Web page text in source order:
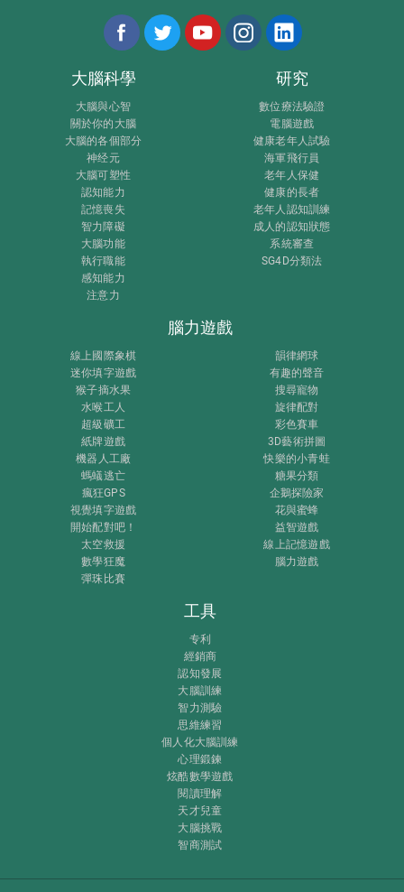
大腦科學
大腦與心智
關於你的大腦
大腦的各個部分
神经元
大腦可塑性
認知能力
記憶喪失
智力障礙
大腦功能
執行職能
感知能力
注意力
研究
數位療法驗證
電腦遊戲
健康老年人試驗
海軍飛行員
老年人保健
健康的長者
老年人認知訓練
成人的認知狀態
系統審查
SG4D分類法
腦力遊戲
線上國際象棋
迷你填字遊戲
猴子摘水果
水喉工人
超級礦工
紙牌遊戲
機器人工廠
螞蟻逃亡
瘋狂GPS
視覺填字遊戲
開始配對吧！
太空救援
數學狂魔
彈珠比賽
韻律網球
有趣的聲音
搜尋寵物
旋律配對
彩色賽車
3D藝術拼圖
快樂的小青蛙
糖果分類
企鵝探險家
花與蜜蜂
益智遊戲
線上記憶遊戲
腦力遊戲
工具
专利
經銷商
認知發展
大腦訓練
智力測驗
思維練習
個人化大腦訓練
心理鍛鍊
炫酷數學遊戲
閱讀理解
天才兒童
大腦挑戰
智商測試